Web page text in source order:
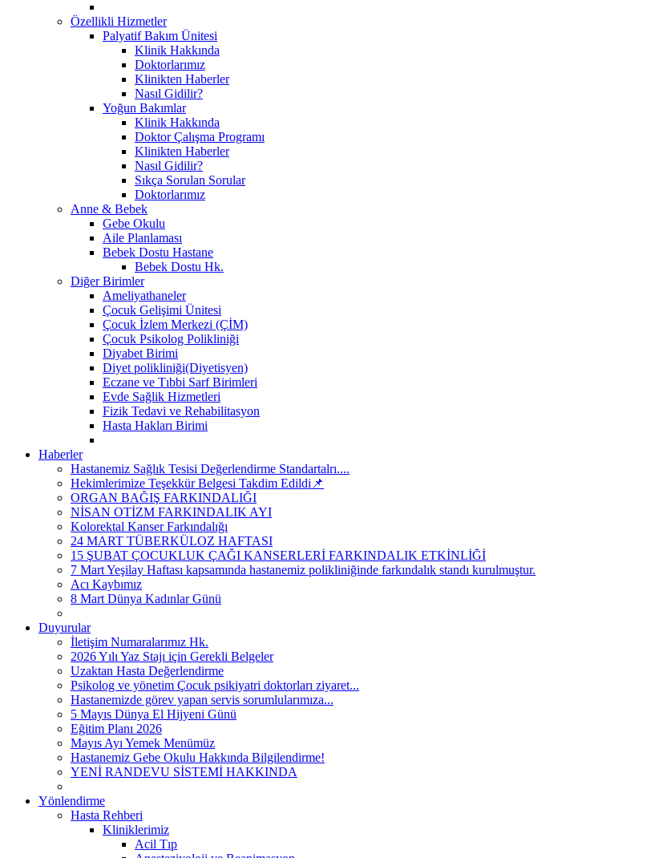
Özellikli Hizmetler
Palyatif Bakım Ünitesi
Klinik Hakkında
Doktorlarımız
Klinikten Haberler
Nasıl Gidilir?
Yoğun Bakımlar
Klinik Hakkında
Doktor Çalışma Programı
Klinikten Haberler
Nasıl Gidilir?
Sıkça Sorulan Sorular
Doktorlarımız
Anne & Bebek
Gebe Okulu
Aile Planlaması
Bebek Dostu Hastane
Bebek Dostu Hk.
Diğer Birimler
Ameliyathaneler
Çocuk Gelişimi Ünitesi
Çocuk İzlem Merkezi (ÇİM)
Çocuk Psikolog Polikliniği
Diyabet Birimi
Diyet polikliniği(Diyetisyen)
Eczane ve Tıbbi Sarf Birimleri
Evde Sağlik Hizmetleri
Fizik Tedavi ve Rehabilitasyon
Hasta Hakları Birimi
Haberler
Hastanemiz Sağlık Tesisi Değerlendirme Standartalrı....
Hekimlerimize Teşekkür Belgesi Takdim Edildi📌
ORGAN BAĞIŞ FARKINDALIĞI
NİSAN OTİZM FARKINDALIK AYI
Kolorektal Kanser Farkındalığı
24 MART TÜBERKÜLOZ HAFTASI
15 ŞUBAT ÇOCUKLUK ÇAĞI KANSERLERİ FARKINDALIK ETKİNLİĞİ
7 Mart Yeşilay Haftası kapsamında hastanemiz polikliniğinde farkındalık standı kurulmuştur.
Acı Kaybımız
8 Mart Dünya Kadınlar Günü
Duyurular
İletişim Numaralarımız Hk.
2026 Yılı Yaz Stajı için Gerekli Belgeler
Uzaktan Hasta Değerlendirme
Psikolog ve yönetim Çocuk psikiyatri doktorları ziyaret...
Hastanemizde görev yapan servis sorumlularımıza...
5 Mayıs Dünya El Hijyeni Günü
Eğitim Planı 2026
Mayıs Ayı Yemek Menümüz
Hastanemiz Gebe Okulu Hakkında Bilgilendirme!
YENİ RANDEVU SİSTEMİ HAKKINDA
Yönlendirme
Hasta Rehberi
Kliniklerimiz
Acil Tıp